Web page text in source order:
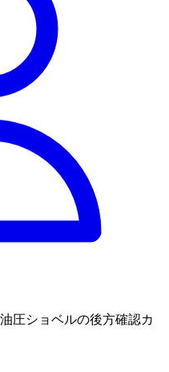
圧ショベルの後方確認カ